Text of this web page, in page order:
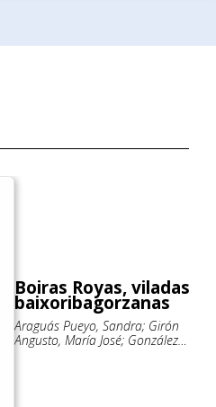
Boiras Royas, viladas
baixoribagorzanas
Araguás Pueyo, Sandra; Girón
Angusto, María José; González